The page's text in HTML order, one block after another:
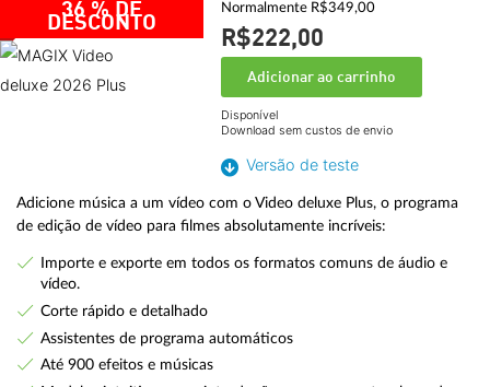
36 % DE
DESCONTO
Normalmente R$349,00
R$222,00
Adicionar ao carrinho
Disponível
Download sem custos de envio
Versão de teste
Adicione música a um vídeo com o Video deluxe Plus, o programa
de edição de vídeo para filmes absolutamente incríveis:
Importe e exporte em todos os formatos comuns de áudio e
vídeo.
Corte rápido e detalhado
Assistentes de programa automáticos
Até 900 efeitos e músicas